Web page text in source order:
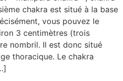
chakra est situé à la base
vous pouvez le
3 centimètres (trois
nombril. Il est donc situé
thoracique. Le chakra